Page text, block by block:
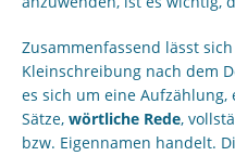
Zusammenfassend lässt
Kleinschreibung nach dem
es sich um eine
Sätze, wörtliche Rede,
bzw. Eigennamen handelt.